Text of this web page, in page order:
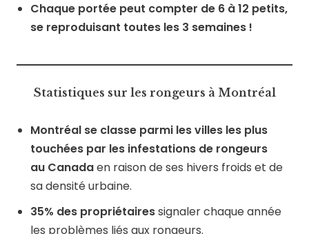
Chaque portée peut compter de 6 à 12 petits,
se reproduisant toutes les 3 semaines !
Statistiques sur les rongeurs à Montréal
Montréal se classe parmi les villes les plus
touchées par les infestations de rongeurs
au Canadaen raison de ses hivers froids et de
sa densité urbaine.
35% des propriétairessignaler chaque année
les problèmes liés aux rongeurs.